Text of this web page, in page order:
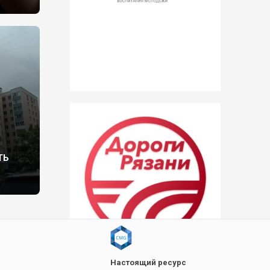
Настоящий ресурс